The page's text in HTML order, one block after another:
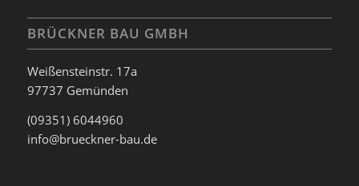
BRÜCKNER BAU GMBH
Weißensteinstr. 17a
97737 Gemünden
(09351) 6044960
info@brueckner-bau.de